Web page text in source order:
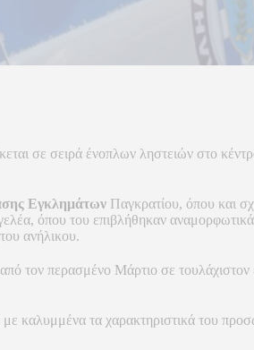
σε σειρά ένοπλων ληστειών στο
Εγκλημάτων Παγκρατίου, όπου και
όπου του επιβλήθηκαν
ανήλικου.
τον περασμένο Μάρτιο σε
καλυμμένα τα χαρακτηριστικά του